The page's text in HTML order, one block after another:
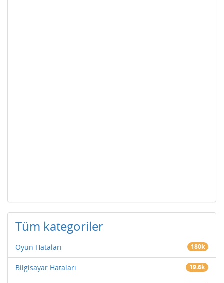
Tüm kategoriler
Oyun Hataları 180k
Bilgisayar Hataları 19.6k